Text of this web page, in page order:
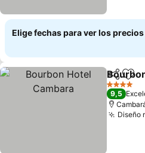
Elige fechas para ver los
4 Estrellas
9,5
Diseño